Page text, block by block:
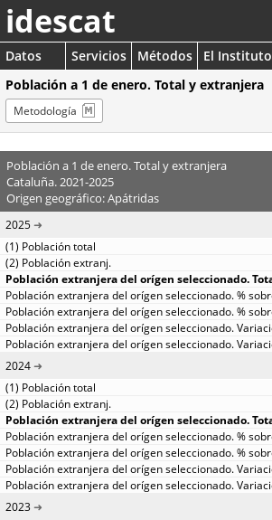
idescat
Datos Servicios Métodos
El Instituto
Población a 1 de enero. Total y extranjera
Metodología
Población a 1 de enero. Total y extranjera
Cataluña. 2021-2025
Origen geográfico: Apátridas
2025
2024
2023